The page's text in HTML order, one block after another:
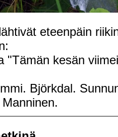
eteenpäin
"Tämän kesän
Björkdal.